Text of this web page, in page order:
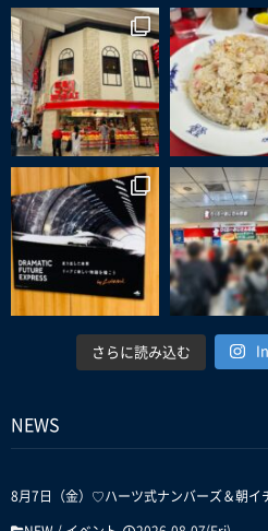
さらに読み込む
NEWS
8月7日（金）♡ハーツ式ナンバーズ＆朝イ